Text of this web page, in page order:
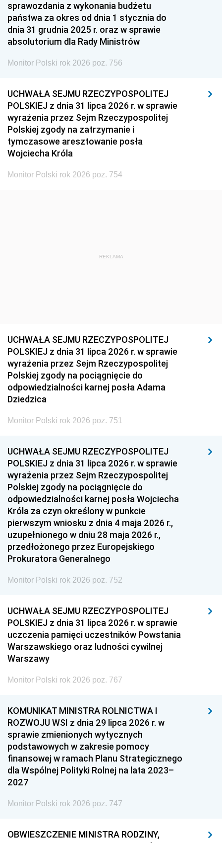
1936 1930
sprawozdania z wykonania budżetu
państwa za okres od dnia 1 stycznia do
dnia 31 grudnia 2025 r. oraz w sprawie
absolutorium dla Rady Ministrów
Monitor Polski rok 2026 poz. 756
UCHWAŁA SEJMU RZECZYPOSPOLITEJ
POLSKIEJ z dnia 31 lipca 2026 r. w sprawie
wyrażenia przez Sejm Rzeczypospolitej
Polskiej zgody na zatrzymanie i
tymczasowe aresztowanie posła
Wojciecha Króla
Monitor Polski rok 2026 poz. 754
REKLAMA
UCHWAŁA SEJMU RZECZYPOSPOLITEJ
POLSKIEJ z dnia 31 lipca 2026 r. w sprawie
wyrażenia przez Sejm Rzeczypospolitej
Polskiej zgody na pociągnięcie do
odpowiedzialności karnej posła Adama
Dziedzica
Monitor Polski rok 2026 poz. 751
UCHWAŁA SEJMU RZECZYPOSPOLITEJ
POLSKIEJ z dnia 31 lipca 2026 r. w sprawie
wyrażenia przez Sejm Rzeczypospolitej
Polskiej zgody na pociągnięcie do
odpowiedzialności karnej posła Wojciecha
Króla za czyn określony w punkcie
pierwszym wniosku z dnia 4 maja 2026 r.,
uzupełnionego w dniu 28 maja 2026 r.,
przedłożonego przez Europejskiego
Prokuratora Generalnego
Monitor Polski rok 2026 poz. 752
UCHWAŁA SEJMU RZECZYPOSPOLITEJ
POLSKIEJ z dnia 31 lipca 2026 r. w sprawie
uczczenia pamięci uczestników Powstania
Warszawskiego oraz ludności cywilnej
Warszawy
Monitor Polski rok 2026 poz. 767
KOMUNIKAT MINISTRA ROLNICTWA I
ROZWOJU WSI z dnia 29 lipca 2026 r. w
sprawie zmienionych wytycznych
podstawowych w zakresie pomocy
finansowej w ramach Planu Strategicznego
dla Wspólnej Polityki Rolnej na lata 2023–
2027
Monitor Polski rok 2026 poz. 747
OBWIESZCZENIE MINISTRA RODZINY,